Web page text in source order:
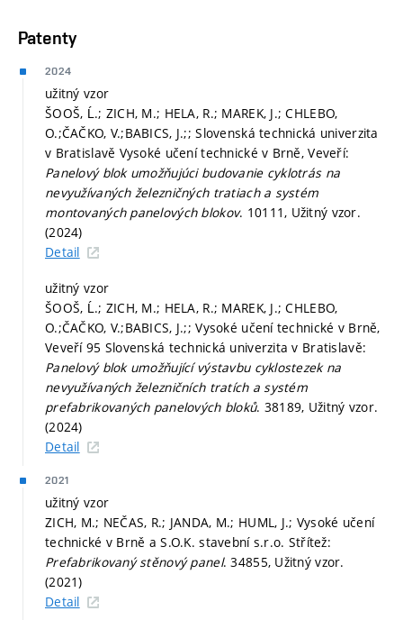
Patenty
2024
užitný vzor
ŠOOŠ, Ĺ.; ZICH, M.; HELA, R.; MAREK, J.; CHLEBO,
O.;ČAČKO, V.;BABICS, J.;; Slovenská technická univerzita
v Bratislavě Vysoké učení technické v Brně, Veveří:
Panelový blok umožňujúci budovanie cyklotrás na
nevyužívaných železničných tratiach a systém
montovaných panelových blokov. 10111, Užitný vzor.
(2024)
Detail
užitný vzor
ŠOOŠ, Ĺ.; ZICH, M.; HELA, R.; MAREK, J.; CHLEBO,
O.;ČAČKO, V.;BABICS, J.;; Vysoké učení technické v Brně,
Veveří 95 Slovenská technická univerzita v Bratislavě:
Panelový blok umožňující výstavbu cyklostezek na
nevyužívaných železničních tratích a systém
prefabrikovaných panelových bloků. 38189, Užitný vzor.
(2024)
Detail
2021
užitný vzor
ZICH, M.; NEČAS, R.; JANDA, M.; HUML, J.; Vysoké učení
technické v Brně a S.O.K. stavební s.r.o. Střítež:
Prefabrikovaný stěnový panel. 34855, Užitný vzor.
(2021)
Detail